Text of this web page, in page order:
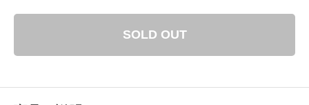
SOLD OUT